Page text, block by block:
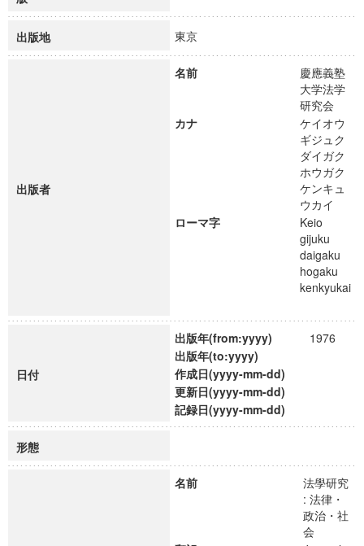
出版地 東京
出版者
名前
慶應義塾
大学法学
研究会
カナ
ケイオウ
ギジュク
ダイガク
ホウガク
ケンキュ
ウカイ
ローマ字
Keio
gijuku
daigaku
hogaku
kenkyukai
日付
出版年(from:yyyy)
1976
出版年(to:yyyy)
作成日(yyyy-mm-dd)
更新日(yyyy-mm-dd)
記録日(yyyy-mm-dd)
形態
名前
法學研究
: 法律・
政治・社
会